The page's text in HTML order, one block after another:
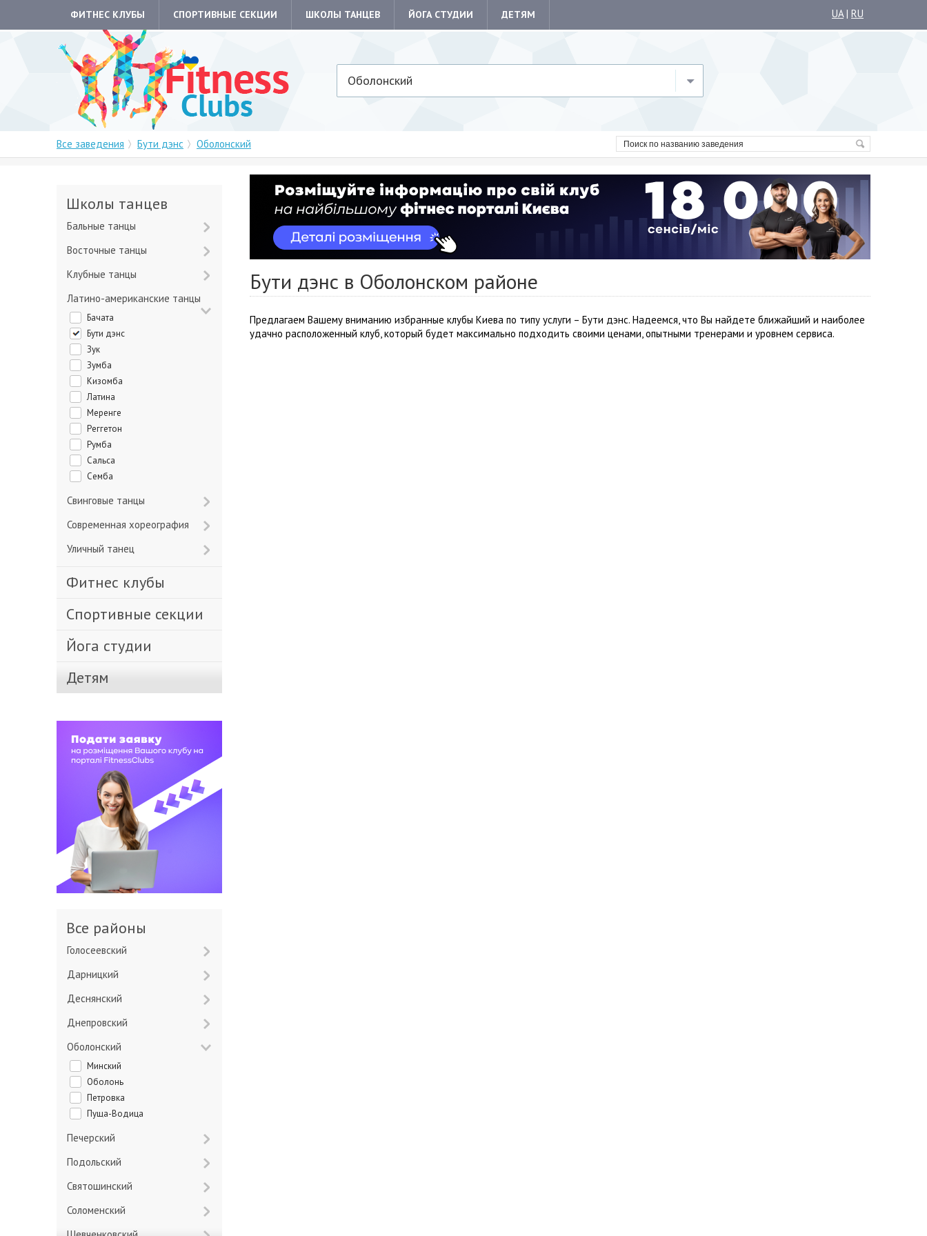
ФИТНЕС КЛУБЫ СПОРТИВНЫЕ СЕКЦИИ ШКОЛЫ ТАНЦЕВ ЙОГА СТУДИИ ДЕТЯМ UA| RU
Оболонский
Все заведения Бути дэнс Оболонский
Бути дэнс в Оболонском районе
Предлагаем Вашему вниманию избранные клубы Киева по типу услуги – Бути дэнс. Надеемся, что Вы найдете ближайший и наиболее
удачно расположенный клуб, который будет максимально подходить своими ценами, опытными тренерами и уровнем сервиса.
Школы танцев
Бальные танцы
Восточные танцы
Клубные танцы
Латино-американские танцы
Бачата
Бути дэнс
Зук
Зумба
Кизомба
Латина
Меренге
Реггетон
Румба
Сальса
Семба
Свинговые танцы
Современная хореография
Уличный танец
Фитнес клубы
Спортивные секции
Йога студии
Детям
Все районы
Голосеевский
Дарницкий
Деснянский
Днепровский
Оболонский
Минский
Оболонь
Петровка
Пуща-Водица
Печерский
Подольский
Святошинский
Соломенский